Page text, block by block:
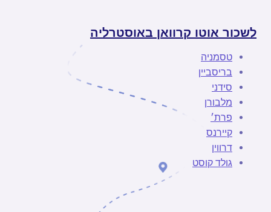
לשכור אוטו קרוואן באוסטרליה
טסמניה
בריסביין
סידני
מלבורן
פרת׳
קיירנס
דרווין
גולד קוסט